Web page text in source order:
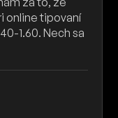
online tipovaní
1.60. Nech sa